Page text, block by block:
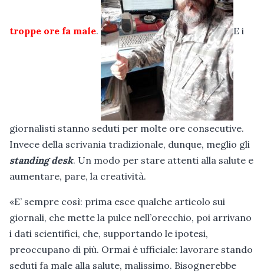
troppe ore fa male. E i
giornalisti stanno seduti per molte ore consecutive.
Invece della scrivania tradizionale, dunque, meglio gli
standing desk. Un modo per stare attenti alla salute e
aumentare, pare, la creatività.
«E’ sempre così: prima esce qualche articolo sui
giornali, che mette la pulce nell’orecchio, poi arrivano
i dati scientifici, che, supportando le ipotesi,
preoccupano di più. Ormai è ufficiale: lavorare stando
seduti fa male alla salute, malissimo. Bisognerebbe